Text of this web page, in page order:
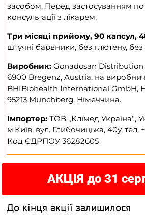
засобом. Перед застосуванням
консультації з лікарем.
Три місяці прийому, 90 капсул,
штучні барвники, без глютену, без
Виробник: Gonadosan Distribution
6900 Bregenz, Austria, на
BHIBiohealth International GmbH,
95213 Munchberg, Німеччина.
Імпортер: ТОВ „Клімед Україна“,
м.Київ, вул. Глибочицька, 40у, тел.
Код ЄДРПОУ 36282605
АКЦІЯ до 31
До кінця акції залишилося